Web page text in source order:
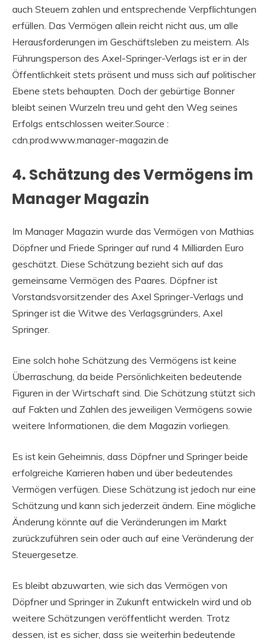
auch Steuern zahlen und entsprechende Verpflichtungen
erfüllen. Das Vermögen allein reicht nicht aus, um alle
Herausforderungen im Geschäftsleben zu meistern. Als
Führungsperson des Axel-Springer-Verlags ist er in der
Öffentlichkeit stets präsent und muss sich auf politischer
Ebene stets behaupten. Doch der gebürtige Bonner
bleibt seinen Wurzeln treu und geht den Weg seines
Erfolgs entschlossen weiter.Source :
cdn.prod.www.manager-magazin.de
4. Schätzung des Vermögens im
Manager Magazin
Im Manager Magazin wurde das Vermögen von Mathias
Döpfner und Friede Springer auf rund 4 Milliarden Euro
geschätzt. Diese Schätzung bezieht sich auf das
gemeinsame Vermögen des Paares. Döpfner ist
Vorstandsvorsitzender des Axel Springer-Verlags und
Springer ist die Witwe des Verlagsgründers, Axel
Springer.
Eine solch hohe Schätzung des Vermögens ist keine
Überraschung, da beide Persönlichkeiten bedeutende
Figuren in der Wirtschaft sind. Die Schätzung stützt sich
auf Fakten und Zahlen des jeweiligen Vermögens sowie
weitere Informationen, die dem Magazin vorliegen.
Es ist kein Geheimnis, dass Döpfner und Springer beide
erfolgreiche Karrieren haben und über bedeutendes
Vermögen verfügen. Diese Schätzung ist jedoch nur eine
Schätzung und kann sich jederzeit ändern. Eine mögliche
Änderung könnte auf die Veränderungen im Markt
zurückzuführen sein oder auch auf eine Veränderung der
Steuergesetze.
Es bleibt abzuwarten, wie sich das Vermögen von
Döpfner und Springer in Zukunft entwickeln wird und ob
weitere Schätzungen veröffentlicht werden. Trotz
dessen, ist es sicher, dass sie weiterhin bedeutende